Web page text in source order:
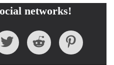
networks!